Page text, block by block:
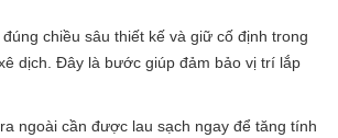
chiều sâu thiết kế và giữ cố định trong
dịch. Đây là bước giúp đảm bảo vị trí lắp
ngoài cần được lau sạch ngay để tăng tính